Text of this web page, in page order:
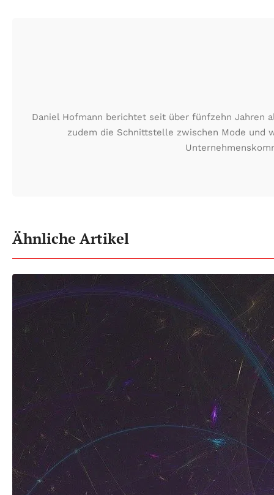
Daniel Hofmann berichtet seit über fünfzehn Jahren
zudem die Schnittstelle zwischen Mode und
Ähnliche Artikel